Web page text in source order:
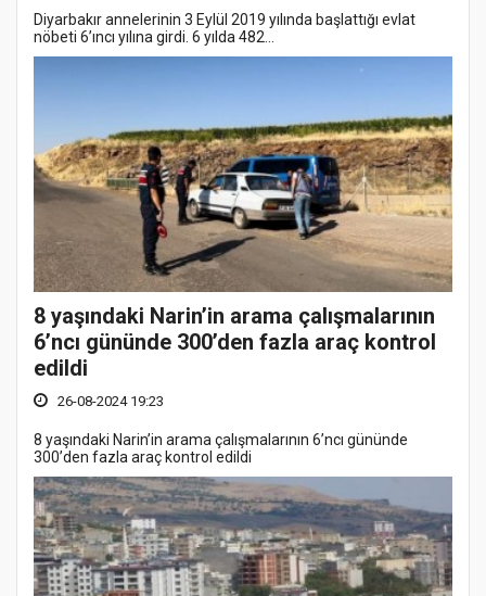
Diyarbakır annelerinin 3 Eylül 2019 yılında başlattığı evlat
nöbeti 6’ıncı yılına girdi. 6 yılda 482...
8 yaşındaki Narin’in arama çalışmalarının
6’ncı gününde 300’den fazla araç kontrol
edildi
26-08-2024 19:23
8 yaşındaki Narin’in arama çalışmalarının 6’ncı gününde
300’den fazla araç kontrol edildi